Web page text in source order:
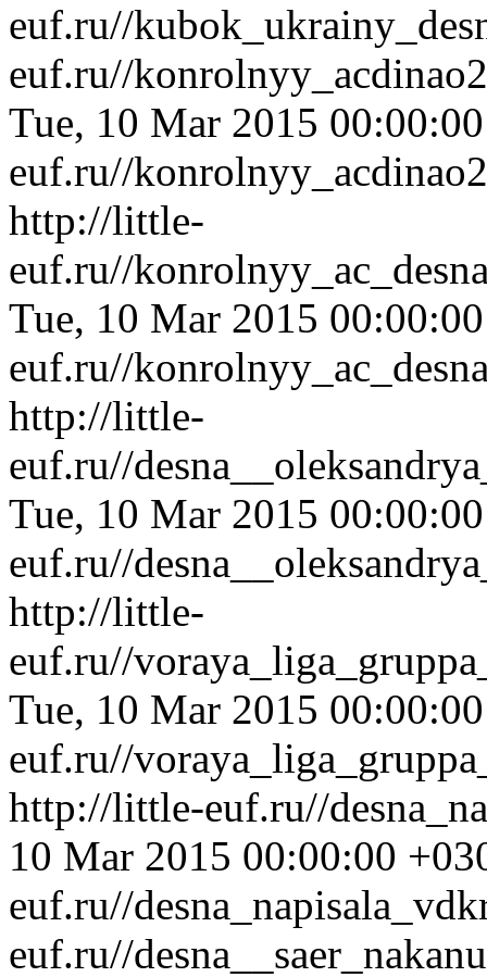
euf.ru//
euf.ru//
Tue, 10 Mar 2015
euf.ru//
http://little-
euf.ru//
Tue, 10 Mar 2015
euf.ru//
http://little-
euf.ru//
Tue, 10 Mar 2015
euf.ru//
http://little-
euf.ru//
Tue, 10 Mar 2015
euf.ru//
http://little-euf.ru//
10 Mar 2015 00:00:00
euf.ru//
euf.ru//